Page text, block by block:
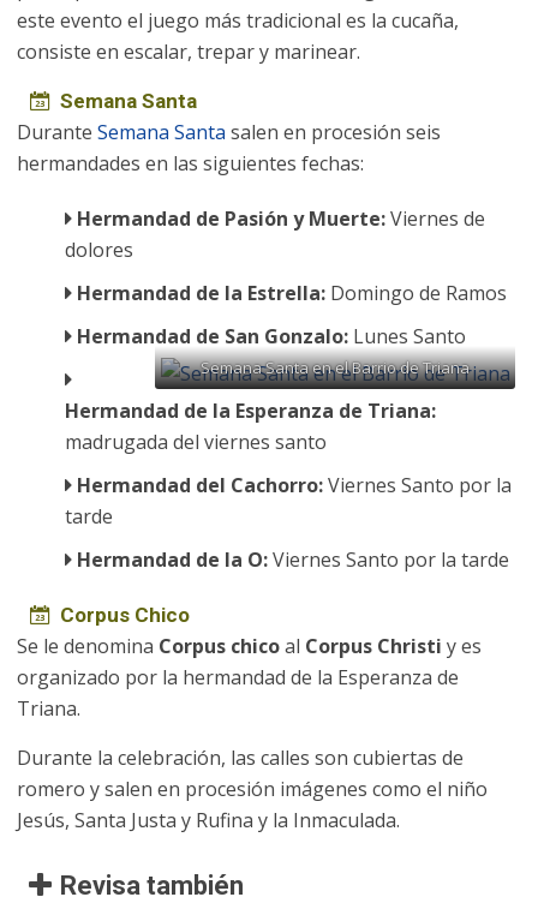
este evento el juego más tradicional es la cucaña,
consiste en escalar, trepar y marinear.
Semana Santa
Durante Semana Santa salen en procesión seis
hermandades en las siguientes fechas:
Hermandad de Pasión y Muerte:Viernes de
dolores
Hermandad de la Estrella: Domingo de Ramos
Hermandad de San Gonzalo: Lunes Santo
Semana Santa en el Barrio de Triana
Hermandad de la Esperanza de Triana:
madrugada del viernes santo
Hermandad del Cachorro:Viernes Santo por la
tarde
Hermandad de la O:Viernes Santo por la tarde
Corpus Chico
Se le denomina Corpus chicoal Corpus Christi y es
organizado por la hermandad de la Esperanza de
Triana.
Durante la celebración, las calles son cubiertas de
romero y salen en procesión imágenes como el niño
Jesús, Santa Justa y Rufina y la Inmaculada.
Revisa también